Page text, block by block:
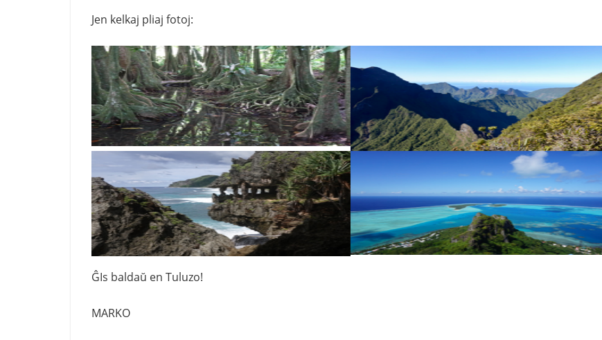
Jen kelkaj pliaj fotoj:
ĜIs baldaŭ en Tuluzo!
MARKO